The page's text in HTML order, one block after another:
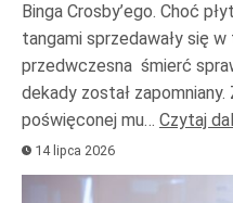
Binga Crosby’ego. Choć
tangami sprzedawały się
przedwczesna śmierć
dekady został
poświęconej mu… Czytaj
14 lipca 2026
Odtwarzacz